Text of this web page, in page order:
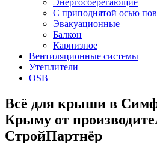
С приподнятой осью
Эвакуационные
Балкон
Карнизное
Вентиляционные системы
Утеплители
OSB
Всё для крыши в
Крыму от
СтройПартнёр